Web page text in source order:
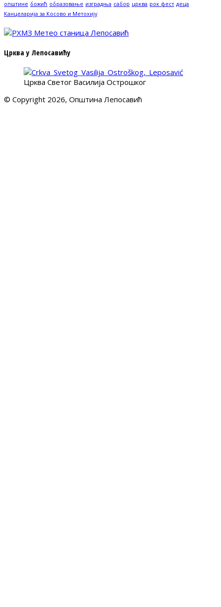
општине божић образовање изградња сабор црква рок фест деца
Канцеларија за Косово и Метохију
Црква у Лепосавићу
Црква Светог Василија Острошког
© Copyright 2026, Општина Лепосавић